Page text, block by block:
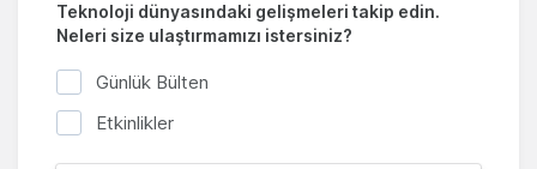
Teknoloji dünyasındaki gelişmeleri takip edin.
Neleri size ulaştırmamızı istersiniz?
Günlük Bülten
Etkinlikler